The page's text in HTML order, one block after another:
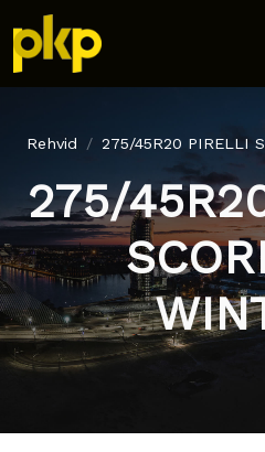
Rehvid 275/45R20 PIRELLI
275/